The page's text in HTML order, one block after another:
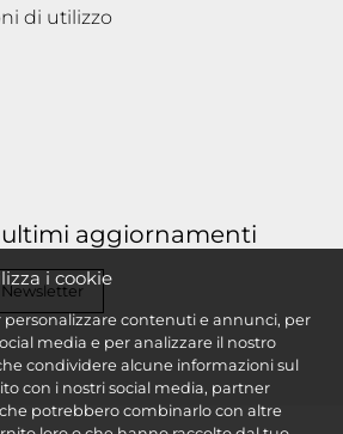
di utilizzo
aggiornamenti
i cookie
personalizzare contenuti e annunci, per
media e per analizzare il nostro
condividere alcune informazioni sul
con i nostri social media, partner
potrebbero combinarlo con altre